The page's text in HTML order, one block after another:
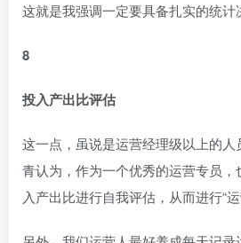
这就是我强调一定要具备扎实的统计
8
投入产出比评估
这一点，虽说是运营经理级以上的
青认为，作为一个优秀的运营专员
入产出比进行自我评估，从而进行“运